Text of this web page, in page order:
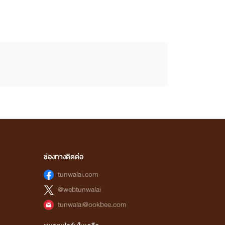
ช่องทางติดต่อ
tunwalai.com
@webtunwalai
tunwalai@ookbee.com